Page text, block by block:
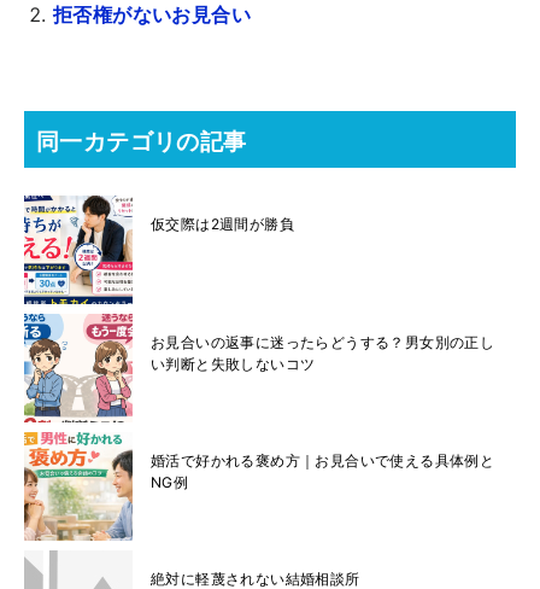
拒否権がないお見合い
同一カテゴリの記事
仮交際は2週間が勝負
お見合いの返事に迷ったらどうする？男女別の正し
い判断と失敗しないコツ
婚活で好かれる褒め方｜お見合いで使える具体例と
NG例
絶対に軽蔑されない結婚相談所